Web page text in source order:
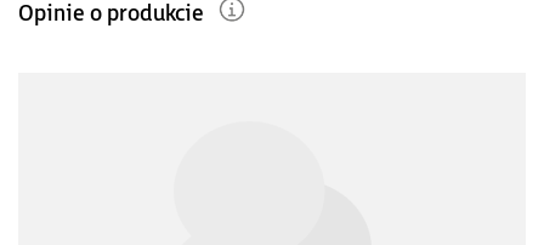
Opinie o produkcie